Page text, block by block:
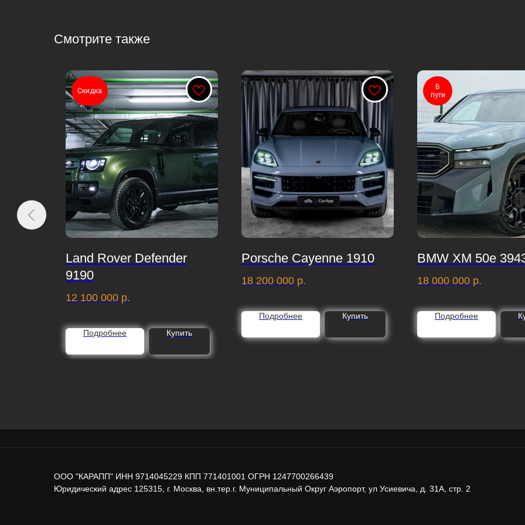
Смотрите также
Скидка
Land Rover Defender
9190
12 100 000 р.
Подробнее Купить
Porsche Cayenne 1910
18 200 000 р.
Подробнее Купить
В
пути
BMW XM 50e
18 000 000 р.
Подробнее
ООО "КАРАПП" ИНН 9714045229 КПП 771401001 ОГРН 1247700266439
Юридический адрес 125315, г. Москва, вн.тер.г. Муниципальный Округ Аэропорт, ул Усиевича, д. 31А, стр. 2